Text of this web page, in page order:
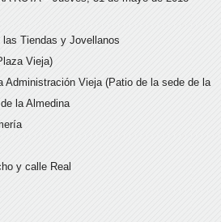
Tiendas y Jovellanos
Vieja)
Administración Vieja (Patio de la sede de la
la Almedina
y calle Real